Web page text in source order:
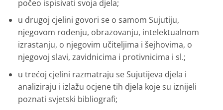
počeo ispisivati svoja djela;
u drugoj cjelini govori se o samom Sujutiju,
njegovom rođenju, obrazovanju, intelektualnom
izrastanju, o nje­govim učiteljima i šejhovima, o
njegovoj slavi, zavidnicima i protivnicima i sl.;
u trećoj cjelini razmatraju se Sujutijeva djela i
analiziraju i izlažu ocjene tih djela koje su iznijeli
poznati svjetski bibliografi;